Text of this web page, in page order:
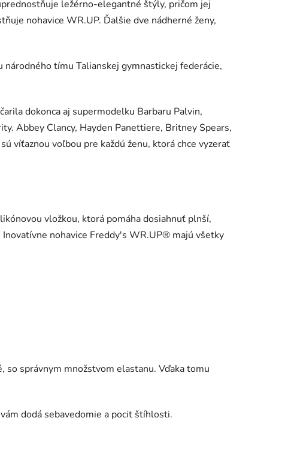
ležérno-elegantné štýly, pričom jej
nohavice WR.UP. Ďalšie dve nádherné ženy,
tímu Talianskej gymnastickej federácie,
dokonca aj supermodelku Barbaru Palvin,
Abbey Clancy, Hayden Panettiere, Britney Spears,
víťaznou voľbou pre každú ženu, ktorá chce vyzerať
vložkou, ktorá pomáha dosiahnuť plnší,
nohavice Freddy's WR.UP® majú všetky
správnym množstvom elastanu. Vďaka tomu
dodá sebavedomie a pocit štíhlosti.